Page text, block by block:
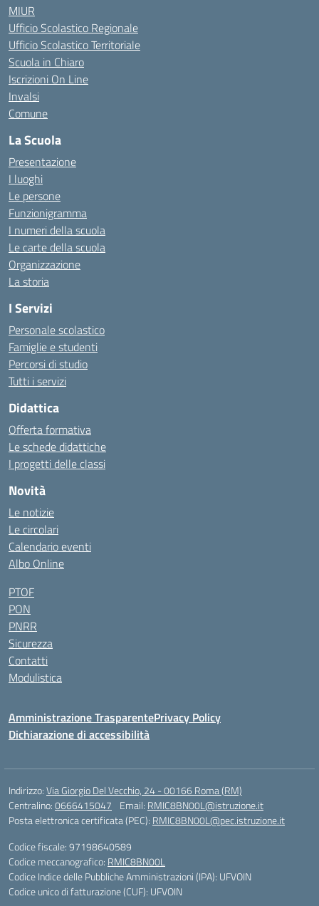
MIUR
Ufficio Scolastico Regionale
Ufficio Scolastico Territoriale
Scuola in Chiaro
Iscrizioni On Line
Invalsi
Comune
La Scuola
Presentazione
I luoghi
Le persone
Funzionigramma
I numeri della scuola
Le carte della scuola
Organizzazione
La storia
I Servizi
Personale scolastico
Famiglie e studenti
Percorsi di studio
Tutti i servizi
Didattica
Offerta formativa
Le schede didattiche
I progetti delle classi
Novità
Le notizie
Le circolari
Calendario eventi
Albo Online
PTOF
PON
PNRR
Sicurezza
Contatti
Modulistica
Amministrazione TrasparentePrivacy Policy
Dichiarazione di accessibilità
Indirizzo:Via Giorgio Del Vecchio, 24 - 00166 Roma (RM)
Centralino:0666415047 Email: RMIC8BN00L@istruzione.it
Posta elettronica certificata (PEC): RMIC8BN00L@pec.istruzione.it
Codice fiscale: 97198640589
Codice meccanografico: RMIC8BN00L
Codice Indice delle Pubbliche Amministrazioni (IPA): UFVOIN
Codice unico di fatturazione (CUF): UFVOIN